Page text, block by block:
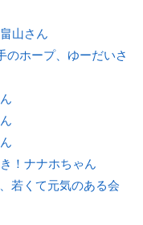
山さん
のホープ、ゆーだいさ
！ナナホちゃん
若くて元気のある会